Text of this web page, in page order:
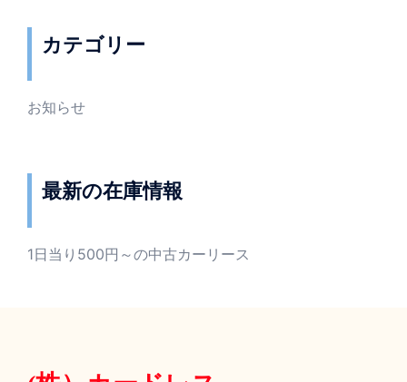
ー
ョ
ン
カテゴリー
お知らせ
最新の在庫情報
1日当り500円～の中古カーリース